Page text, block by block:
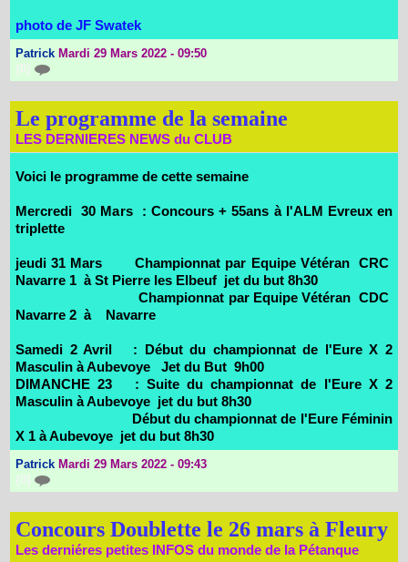
photo de JF Swatek
Patrick Mardi 29 Mars 2022 - 09:50
{0}
Le programme de la semaine
LES DERNIERES NEWS du CLUB
Voici le programme de cette semaine
Mercredi 30 Mars : Concours + 55ans à l'ALM Evreux en
triplette
jeudi 31 Mars Championnat par Equipe Vétéran CRC
Navarre 1 à St Pierre les Elbeuf jet du but 8h30
Championnat par Equipe Vétéran CDC
Navarre 2 à Navarre
Samedi 2 Avril : Début du championnat de l'Eure X 2
Masculin à Aubevoye Jet du But 9h00
DIMANCHE 23 : Suite du championnat de l'Eure X 2
Masculin à Aubevoye jet du but 8h30
Début du championnat de l'Eure Féminin
X 1 à Aubevoye jet du but 8h30
Patrick Mardi 29 Mars 2022 - 09:43
{0}
Concours Doublette le 26 mars à Fleury
Les derniéres petites INFOS du monde de la Pétanque